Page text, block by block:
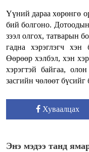
Үүний дараа хөрөнгө
бий болгоно. Дотоодын
зээл олгох, татварын
гадна хэрэглэгч
Өөрөөр хэлбэл, хэн
хэрэгтэй байгаа,
засгийн чөлөөт бүсийг
Хуваалцах
Энэ мэдээ танд